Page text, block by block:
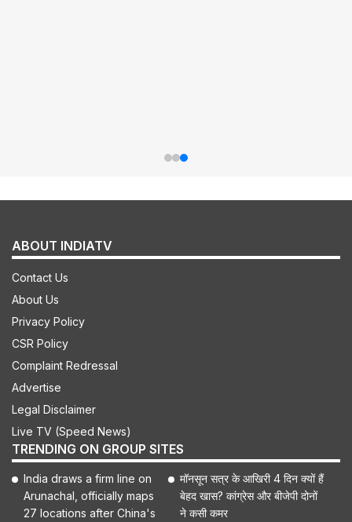
ABOUT INDIATV
Contact Us
About Us
Privacy Policy
CSR Policy
Complaint Redressal
Advertise
Legal Disclaimer
Live TV (Speed News)
TRENDING ON GROUP SITES
India draws a firm line on
Arunachal, officially maps
27 locations after China's
मॉनसून सत्र के आखिरी 4 दिन क्यों हैं
बेहद खास? कांग्रेस और बीजेपी दोनों
ने कसी कमर